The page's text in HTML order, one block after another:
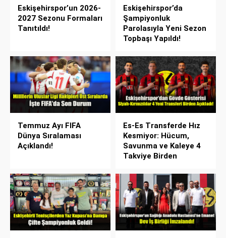
Eskişehirspor’un 2026-
2027 Sezonu Formaları
Tanıtıldı!
Eskişehirspor’da
Şampiyonluk
Parolasıyla Yeni Sezon
Topbaşı Yapıldı!
Temmuz Ayı FIFA
Dünya Sıralaması
Açıklandı!
Es-Es Transferde Hız
Kesmiyor: Hücum,
Savunma ve Kaleye 4
Takviye Birden